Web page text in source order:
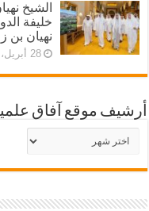
الشيخ
خليفة
نهيان بن
28 أبريل، 2026
أرشيف موقع آفاق
أرشيف
موقع